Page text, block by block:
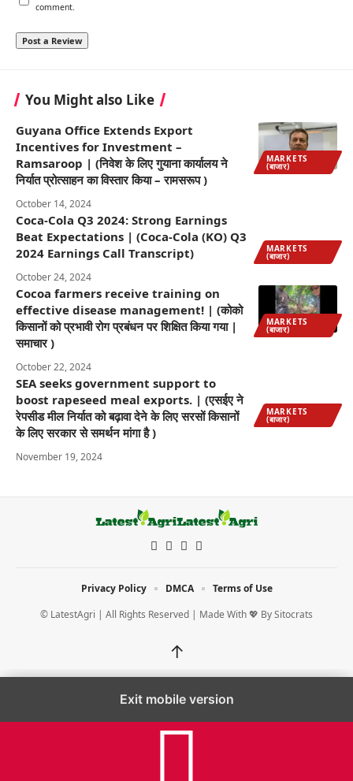
comment.
You Might also Like
MARKETS
(बाजार)
Guyana Office Extends Export
Incentives for Investment –
Ramsaroop | (निवेश के लिए गुयाना कार्यालय ने
निर्यात प्रोत्साहन का विस्तार किया – रामसरूप )
October 14, 2024
MARKETS
(बाजार)
Coca-Cola Q3 2024: Strong Earnings
Beat Expectations | (Coca-Cola (KO) Q3
2024 Earnings Call Transcript)
October 24, 2024
MARKETS
(बाजार)
Cocoa farmers receive training on
effective disease management! | (कोको
किसानों को प्रभावी रोग प्रबंधन पर शिक्षित किया गया |
समाचार )
October 22, 2024
MARKETS
(बाजार)
SEA seeks government support to
boost rapeseed meal exports. | (एसईए ने
रेपसीड मील निर्यात को बढ़ावा देने के लिए सरसों किसानों
के लिए सरकार से समर्थन मांगा है )
November 19, 2024
© LatestAgri | All Rights Reserved | Made With 💖 BySitocrats
Privacy Policy DMCA Terms of Use
↑
Exit mobile version